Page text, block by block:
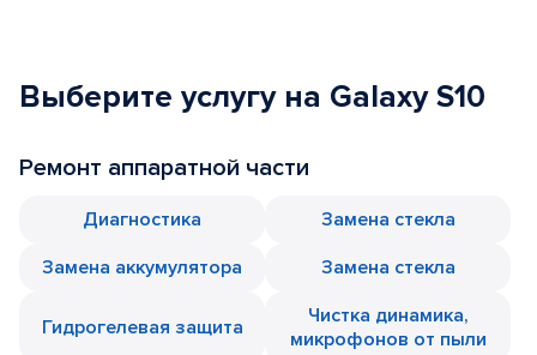
Выберите услугу на Galaxy S10
Ремонт аппаратной части
Диагностика
Замена стекла
Замена аккумулятора
Замена стекла
Гидрогелевая защита
Чистка динамика,
микрофонов от пыли